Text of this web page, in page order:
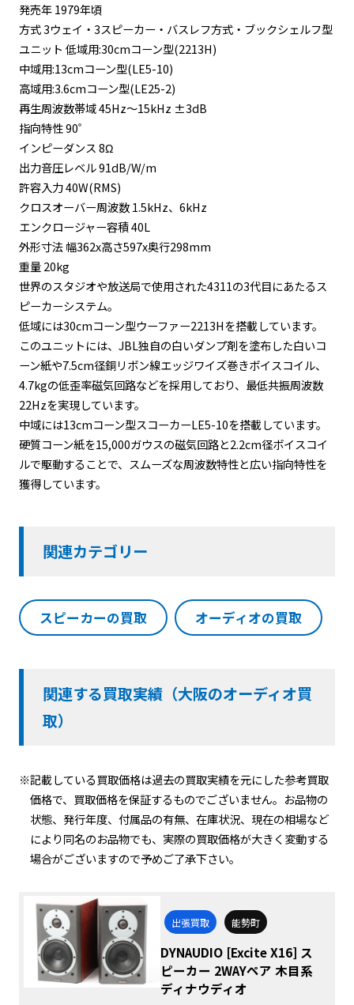
発売年 1979年頃
方式 3ウェイ・3スピーカー・バスレフ方式・ブックシェルフ型
ユニット 低域用:30cmコーン型(2213H)
中域用:13cmコーン型(LE5-10)
高域用:3.6cmコーン型(LE25-2)
再生周波数帯域 45Hz～15kHz ±3dB
指向特性 90゜
インピーダンス 8Ω
出力音圧レベル 91dB/W/m
許容入力 40W(RMS)
クロスオーバー周波数 1.5kHz、6kHz
エンクロージャー容積 40L
外形寸法 幅362x高さ597x奥行298mm
重量 20kg
世界のスタジオや放送局で使用された4311の3代目にあたるス
ピーカーシステム。
低域には30cmコーン型ウーファー2213Hを搭載しています。
このユニットには、JBL独自の白いダンプ剤を塗布した白いコ
ーン紙や7.5cm径銅リボン線エッジワイズ巻きボイスコイル、
4.7kgの低歪率磁気回路などを採用しており、最低共振周波数
22Hzを実現しています。
中域には13cmコーン型スコーカーLE5-10を搭載しています。
硬質コーン紙を15,000ガウスの磁気回路と2.2cm径ボイスコイ
ルで駆動することで、スムーズな周波数特性と広い指向特性を
獲得しています。
関連カテゴリー
スピーカーの買取 オーディオの買取
関連する買取実績（大阪のオーディオ買
取）
※記載している買取価格は過去の買取実績を元にした参考買取
価格で、買取価格を保証するものでございません。お品物の
状態、発行年度、付属品の有無、在庫状況、現在の相場など
により同名のお品物でも、実際の買取価格が大きく変動する
場合がございますので予めご了承下さい。
出張買取 能勢町
DYNAUDIO [Excite X16] ス
ピーカー 2WAYペア 木目系
ディナウディオ